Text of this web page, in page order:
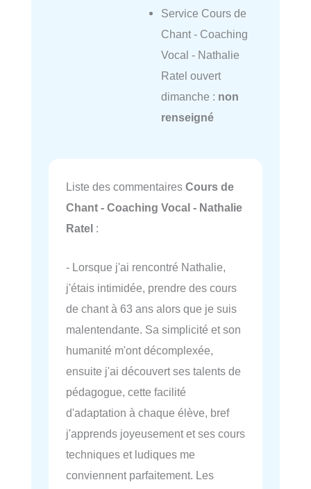
Service Cours de
Chant - Coaching
Vocal - Nathalie
Ratel ouvert
dimanche : non
renseigné
Liste des commentaires Cours de
Chant - Coaching Vocal - Nathalie
Ratel :
- Lorsque j'ai rencontré Nathalie,
j'étais intimidée, prendre des cours
de chant à 63 ans alors que je suis
malentendante. Sa simplicité et son
humanité m'ont décomplexée,
ensuite j'ai découvert ses talents de
pédagogue, cette facilité
d'adaptation à chaque élève, bref
j'apprends joyeusement et ses cours
techniques et ludiques me
conviennent parfaitement. Les